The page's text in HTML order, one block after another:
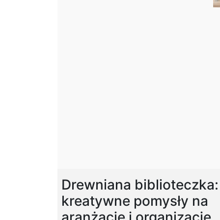
Drewniana biblioteczka:
kreatywne pomysły na